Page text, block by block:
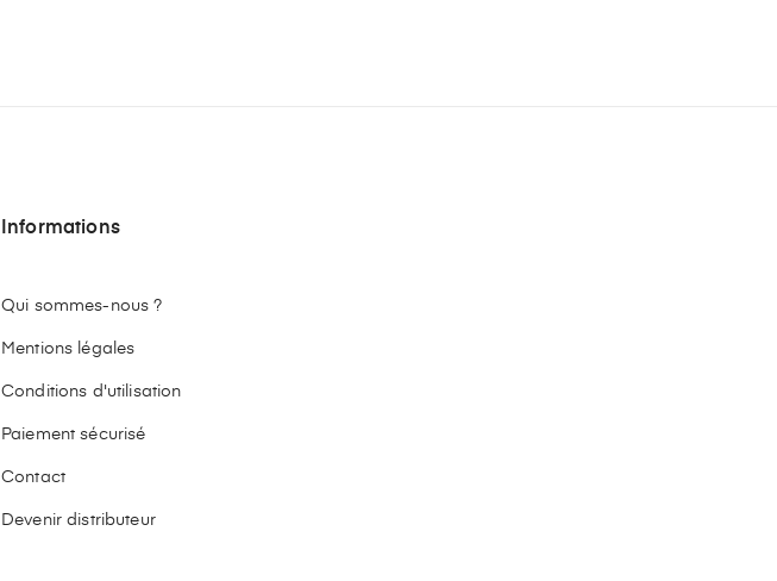
Informations
Qui sommes-nous ?
Mentions légales
Conditions d'utilisation
Paiement sécurisé
Contact
Devenir distributeur